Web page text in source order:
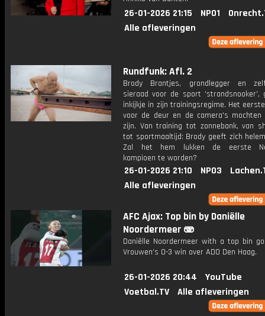
26-01-2026 21:15 NPO1
Alle afleveringen
Rundfunk: Afl. 2
Brody Brantjes, grondlegger en
sieraad voor de sport 'strandsnooker',
inkijkje in zijn trainingsregime. Het
voor de deur en de camera's mochten
zijn. Van training tot zonnebank, van
tot sportmaaltijd: Brody geeft zich
Zal het hem lukken de eerste
kampioen te worden?
26-01-2026 21:10 NPO3
Alle afleveringen
AFC Ajax: Top bin by Daniëlle
Noordermeer 🫨
Daniëlle Noordermeer with a top bin
Vrouwen’s 0-3 win over ADO Den Haag.
26-01-2026 20:44
YouTube
Voetbal.TV
Alle afleveringen